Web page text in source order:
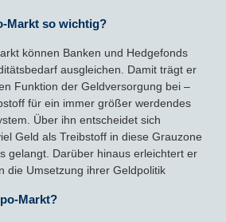
Markt so wichtig?
können Banken und Hedgefonds
ausgleichen. Damit trägt er
Funktion der Geldversorgung bei –
für ein immer größer werdendes
Über ihn entscheidet sich
Geld als Treibstoff in diese Grauzone
gelangt. Darüber hinaus erleichtert er
die Umsetzung ihrer Geldpolitik
Markt?